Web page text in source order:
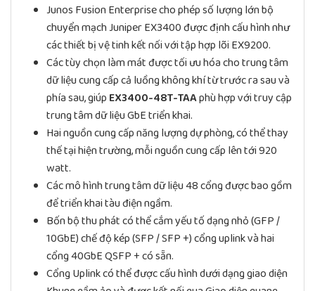
Junos Fusion Enterprise cho phép số lượng lớn bộ
chuyển mạch Juniper EX3400 được định cấu hình như
các thiết bị vệ tinh kết nối với tập hợp lõi EX9200.
Các tùy chọn làm mát được tối ưu hóa cho trung tâm
dữ liệu cung cấp cả luồng không khí từ trước ra sau và
phía sau, giúp EX3400-48T-TAAphù hợp với truy cập
trung tâm dữ liệu GbE triển khai.
Hai nguồn cung cấp năng lượng dự phòng, có thể thay
thế tại hiện trường, mỗi nguồn cung cấp lên tới 920
watt.
Các mô hình trung tâm dữ liệu 48 cổng được bao gồm
để triển khai tàu điện ngầm.
Bốn bộ thu phát có thể cắm yếu tố dạng nhỏ (GFP /
10GbE) chế độ kép (SFP / SFP +) cổng uplink và hai
cổng 40GbE QSFP + có sẵn.
Cổng Uplink có thể được cấu hình dưới dạng giao diện